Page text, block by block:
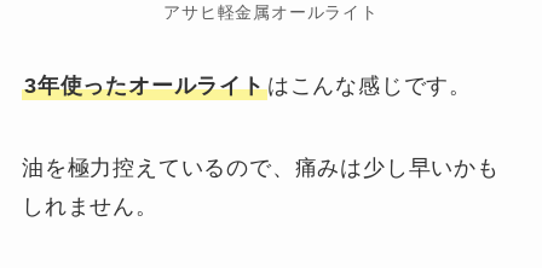
アサヒ軽金属オールライト
3年使ったオールライトはこんな感じです。
油を極力控えているので、痛みは少し早いかも
しれません。